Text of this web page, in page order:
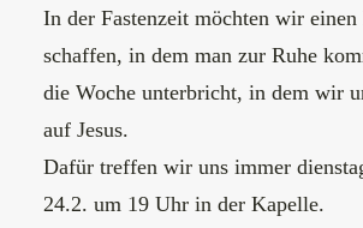
In der Fastenzeit möchten wir einen
schaffen, in dem man zur Ruhe
die Woche unterbricht, in dem wir
auf Jesus.
Dafür treffen wir uns immer
24.2. um 19 Uhr in der Kapelle.